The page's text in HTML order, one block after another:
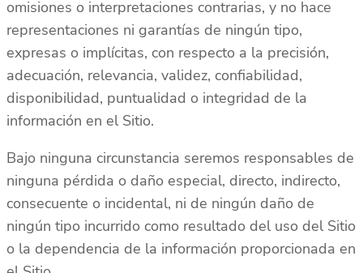
omisiones o interpretaciones contrarias, y no hace
representaciones ni garantías de ningún tipo,
expresas o implícitas, con respecto a la precisión,
adecuación, relevancia, validez, confiabilidad,
disponibilidad, puntualidad o integridad de la
información en el Sitio.
Bajo ninguna circunstancia seremos responsables de
ninguna pérdida o daño especial, directo, indirecto,
consecuente o incidental, ni de ningún daño de
ningún tipo incurrido como resultado del uso del Sitio
o la dependencia de la información proporcionada en